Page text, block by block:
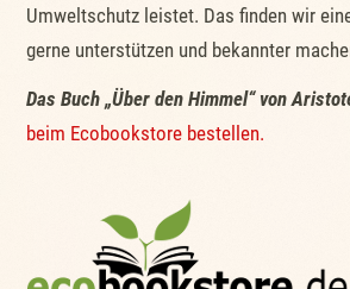
Umweltschutz leistet. Das finden wir
gerne unterstützen und bekannter
Das Buch „Über den Himmel“ von
beim Ecobookstore bestellen.